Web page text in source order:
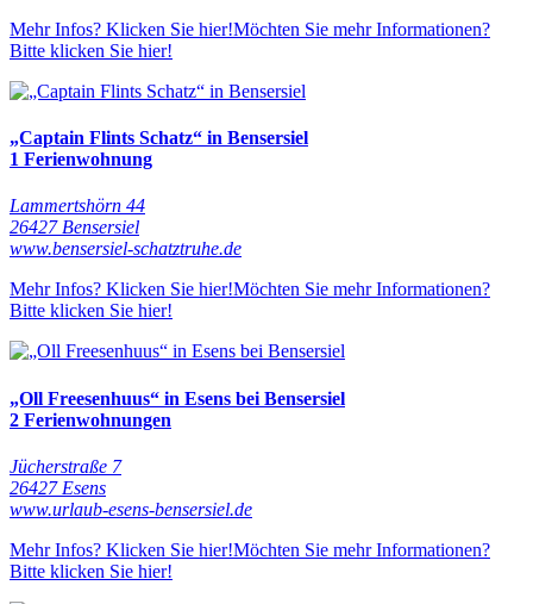
Mehr Infos? Klicken Sie hier!Möchten Sie mehr Informationen?
Bitte klicken Sie hier!
„Captain Flints Schatz“ in Bensersiel
1 Ferienwohnung
Lammertshörn 44
26427 Bensersiel
www.bensersiel-schatztruhe.de
Mehr Infos? Klicken Sie hier!Möchten Sie mehr Informationen?
Bitte klicken Sie hier!
„Oll Freesenhuus“ in Esens bei Bensersiel
2 Ferienwohnungen
Jücherstraße 7
26427 Esens
www.urlaub-esens-bensersiel.de
Mehr Infos? Klicken Sie hier!Möchten Sie mehr Informationen?
Bitte klicken Sie hier!